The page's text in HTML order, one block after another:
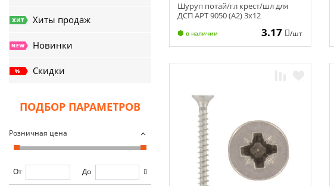
Хиты продаж
Новинки
Скидки
ПОДБОР ПАРАМЕТРОВ
Розничная цена
От До
Шуруп потай/гл крест/шл для
ДСП АРТ 9050 (А2) 3х12
в наличии 3.17 /шт